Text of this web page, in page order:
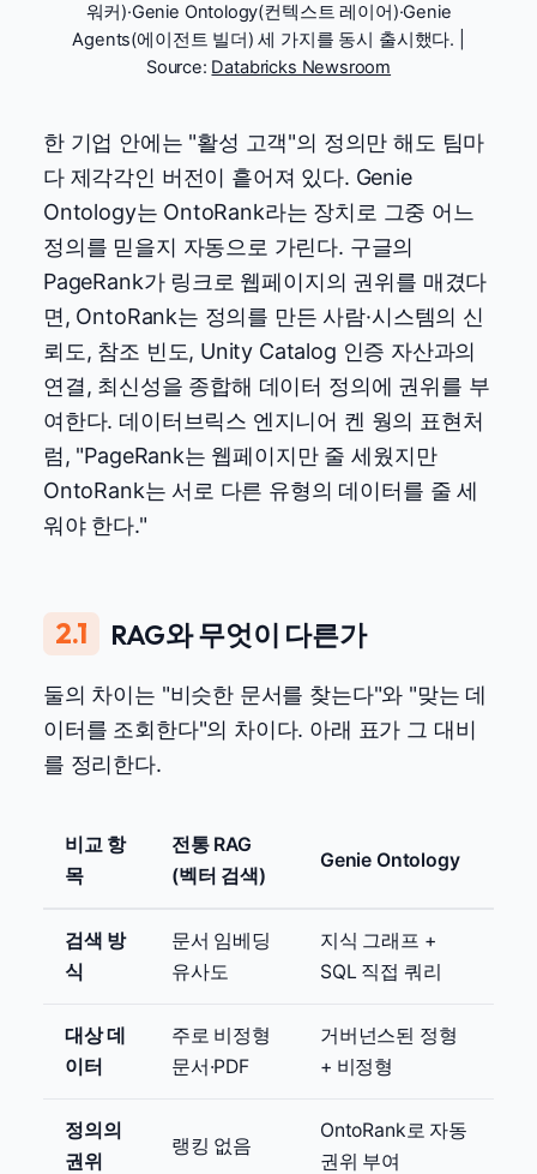
워커)·Genie Ontology(컨텍스트 레이어)·Genie
Agents(에이전트 빌더) 세 가지를 동시 출시했다. |
Source: Databricks Newsroom
한 기업 안에는 "활성 고객"의 정의만 해도 팀마
다 제각각인 버전이 흩어져 있다. Genie
Ontology는 OntoRank라는 장치로 그중 어느
정의를 믿을지 자동으로 가린다. 구글의
PageRank가 링크로 웹페이지의 권위를 매겼다
면, OntoRank는 정의를 만든 사람·시스템의 신
뢰도, 참조 빈도, Unity Catalog 인증 자산과의
연결, 최신성을 종합해 데이터 정의에 권위를 부
여한다. 데이터브릭스 엔지니어 켄 웡의 표현처
럼, "PageRank는 웹페이지만 줄 세웠지만
OntoRank는 서로 다른 유형의 데이터를 줄 세
워야 한다."
2.1 RAG와 무엇이 다른가
둘의 차이는 "비슷한 문서를 찾는다"와 "맞는 데
이터를 조회한다"의 차이다. 아래 표가 그 대비
를 정리한다.
비교 항
목
전통 RAG
(벡터 검색)
Genie Ontology
검색 방
식
문서 임베딩
유사도
지식 그래프 +
SQL 직접 쿼리
대상 데
이터
주로 비정형
문서·PDF
거버넌스된 정형
+ 비정형
정의의
권위
랭킹 없음
OntoRank로 자동
권위 부여